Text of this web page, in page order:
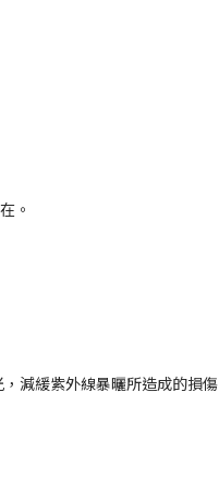
。
減緩紫外線暴曬所造成的損傷